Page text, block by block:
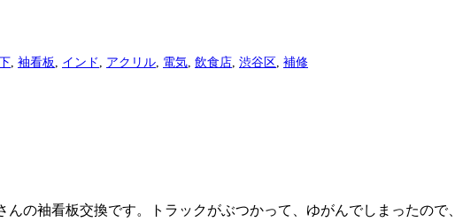
袖看板 インド アクリル 電気 飲食店 渋谷区 補修
の袖看板交換です。トラックがぶつかって、ゆがんでしまったので